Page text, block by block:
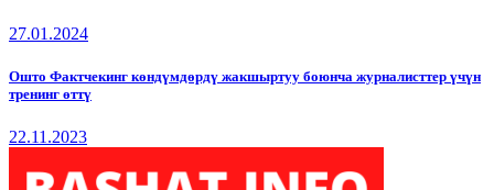
27.01.2024
Ошто Фактчекинг көндүмдөрдү жакшыртуу боюнча журналисттер үчүн
тренинг өттү
22.11.2023